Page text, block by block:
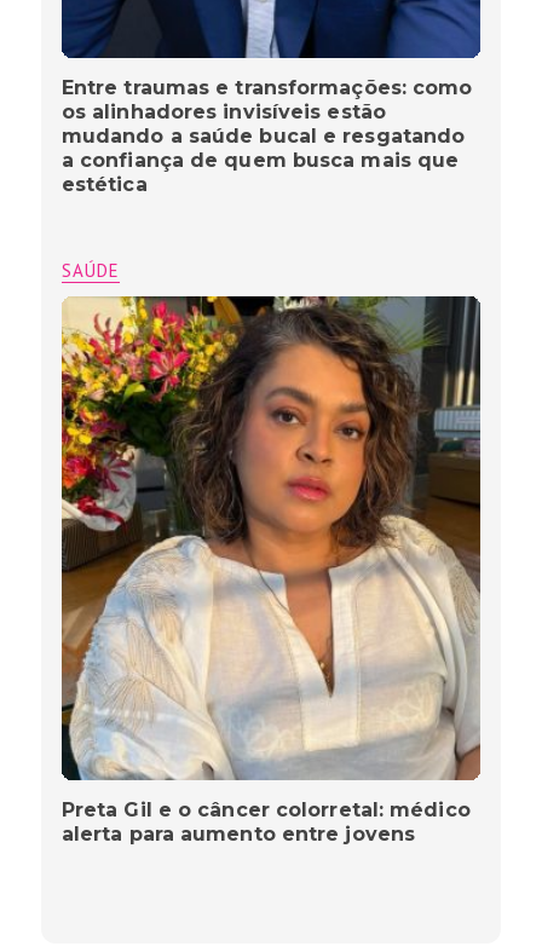
Entre traumas e transformações: como
os alinhadores invisíveis estão
mudando a saúde bucal e resgatando
a confiança de quem busca mais que
estética
SAÚDE
Preta Gil e o câncer colorretal: médico
alerta para aumento entre jovens